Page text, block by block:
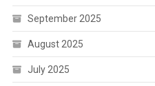
September 2025
August 2025
July 2025